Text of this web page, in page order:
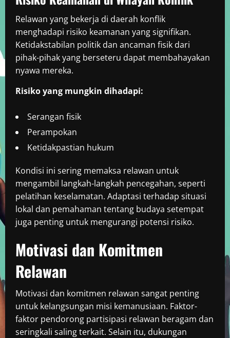
Relawan yang bekerja di daerah konflik
menghadapi risiko keamanan yang signifikan.
Ketidakstabilan politik dan ancaman fisik dari
pihak-pihak yang berseteru dapat membahayakan
nyawa mereka.
Risiko yang mungkin dihadapi:
Serangan fisik
Perampokan
Ketidakpastian hukum
Kondisi ini sering memaksa relawan untuk
mengambil langkah-langkah pencegahan, seperti
pelatihan keselamatan. Adaptasi terhadap situasi
lokal dan pemahaman tentang budaya setempat
juga penting untuk mengurangi potensi risiko.
Motivasi dan Komitmen
Relawan
Motivasi dan komitmen relawan sangat penting
untuk kelangsungan misi kemanusiaan. Faktor-
faktor pendorong partisipasi relawan beragam dan
seringkali saling terkait. Selain itu, dukungan